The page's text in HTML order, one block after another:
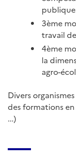
publique
3ème
travail
4ème
la
agro-
Divers
des formations
...)